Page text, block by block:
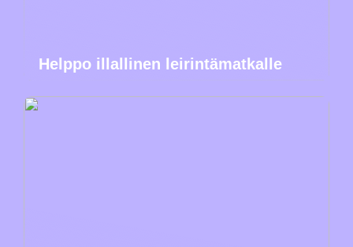
Helppo illallinen leirintämatkalle